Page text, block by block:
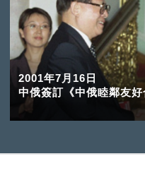
2001年7月16日
中俄簽訂《中俄睦鄰友